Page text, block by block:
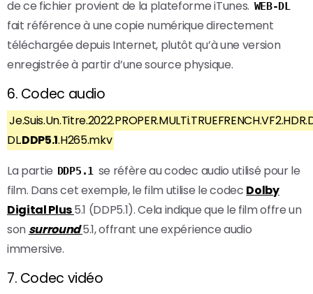
de ce fichier provient de la plateforme iTunes. WEB-DL
fait référence à une copie numérique directement
téléchargée depuis Internet, plutôt qu’à une version
enregistrée à partir d’une source physique.
6. Codec audio
DL.DDP5.1.H265.mkv
La partie DDP5.1 se réfère au codec audio utilisé pour le
film. Dans cet exemple, le film utilise le codec Dolby
Digital Plus5.1 (DDP5.1). Cela indique que le film offre un
son surround5.1, offrant une expérience audio
immersive.
7. Codec vidéo